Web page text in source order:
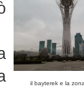
il bayterek e la